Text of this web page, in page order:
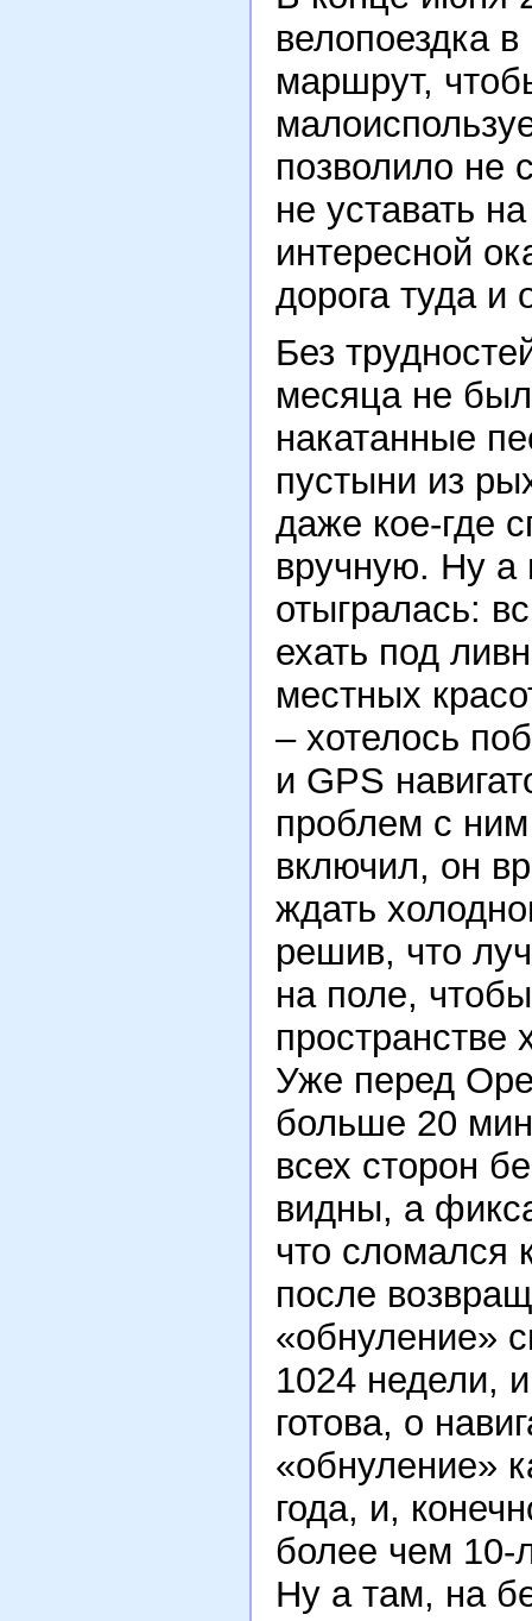
велопоездка
маршрут,
позволило не
не уставать
интересной
дорога туда и
Без
месяца не
накатанные
пустыни из
даже кое-где
вручную. Ну а
отыгралась:
ехать под
местных
– хотелось
и GPS
проблем с
включил, он
ждать
решив, что
на поле,
пространстве
Уже перед
больше 20
всех сторон
видны, а
что сломался
после
«обнуление»
1024 недели,
готова, о
«обнуление»
года, и,
более чем 10-
Ну а там, на